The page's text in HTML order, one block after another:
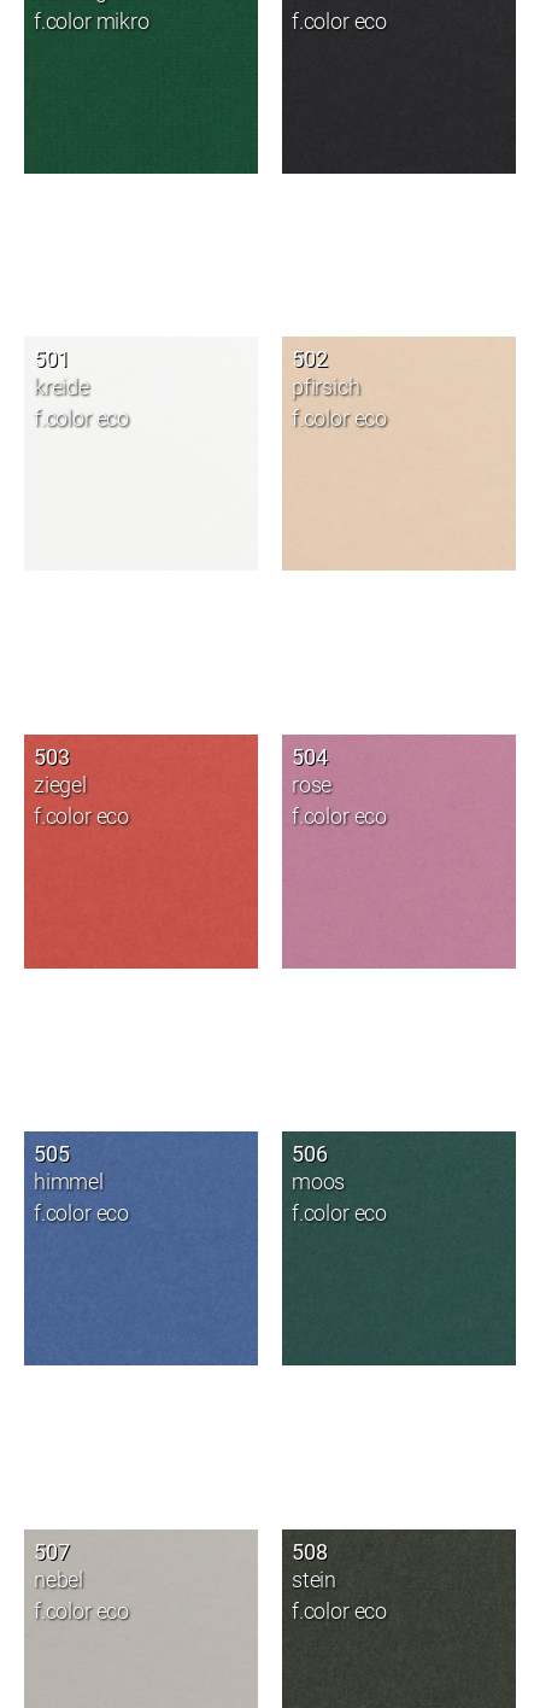
f.color mikro
f.color eco
501
kreide
f.color eco
502
pfirsich
f.color eco
503
ziegel
f.color eco
504
rose
f.color eco
505
himmel
f.color eco
506
moos
f.color eco
507
nebel
f.color eco
508
stein
f.color eco